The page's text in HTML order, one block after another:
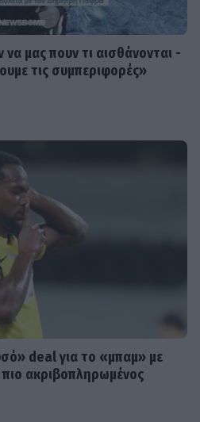
μας πουν τι αισθάνονται -
τις συμπεριφορές»
deal για το «μπαμ» με
πιο ακριβοπληρωμένος